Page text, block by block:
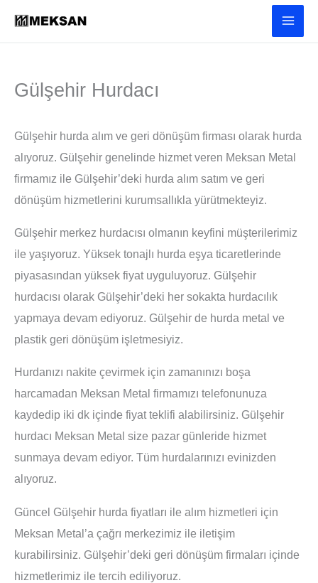
atla
Gülşehir Hurdacı
Gülşehir hurda alım ve geri dönüşüm firması olarak hurda
alıyoruz. Gülşehir genelinde hizmet veren Meksan Metal
firmamız ile Gülşehir’deki hurda alım satım ve geri
dönüşüm hizmetlerini kurumsallıkla yürütmekteyiz.
Gülşehir merkez hurdacısı olmanın keyfini müşterilerimiz
ile yaşıyoruz. Yüksek tonajlı hurda eşya ticaretlerinde
piyasasından yüksek fiyat uyguluyoruz. Gülşehir
hurdacısı olarak Gülşehir’deki her sokakta hurdacılık
yapmaya devam ediyoruz. Gülşehir de hurda metal ve
plastik geri dönüşüm işletmesiyiz.
Hurdanızı nakite çevirmek için zamanınızı boşa
harcamadan Meksan Metal firmamızı telefonunuza
kaydedip iki dk içinde fiyat teklifi alabilirsiniz. Gülşehir
hurdacı Meksan Metal size pazar günleride hizmet
sunmaya devam ediyor. Tüm hurdalarınızı evinizden
alıyoruz.
Güncel Gülşehir hurda fiyatları ile alım hizmetleri için
Meksan Metal’a çağrı merkezimiz ile iletişim
kurabilirsiniz. Gülşehir’deki geri dönüşüm firmaları içinde
hizmetlerimiz ile tercih ediliyoruz.